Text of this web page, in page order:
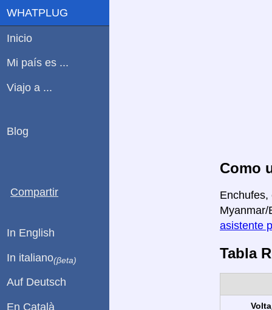
Como
Enchufes,
Myanmar/
asistente
Tabla
WHATPLUG
Inicio
Mi país es ...
Viajo a ...
Blog
Compartir
In English
In italiano(βeta)
Auf Deutsch
En Català